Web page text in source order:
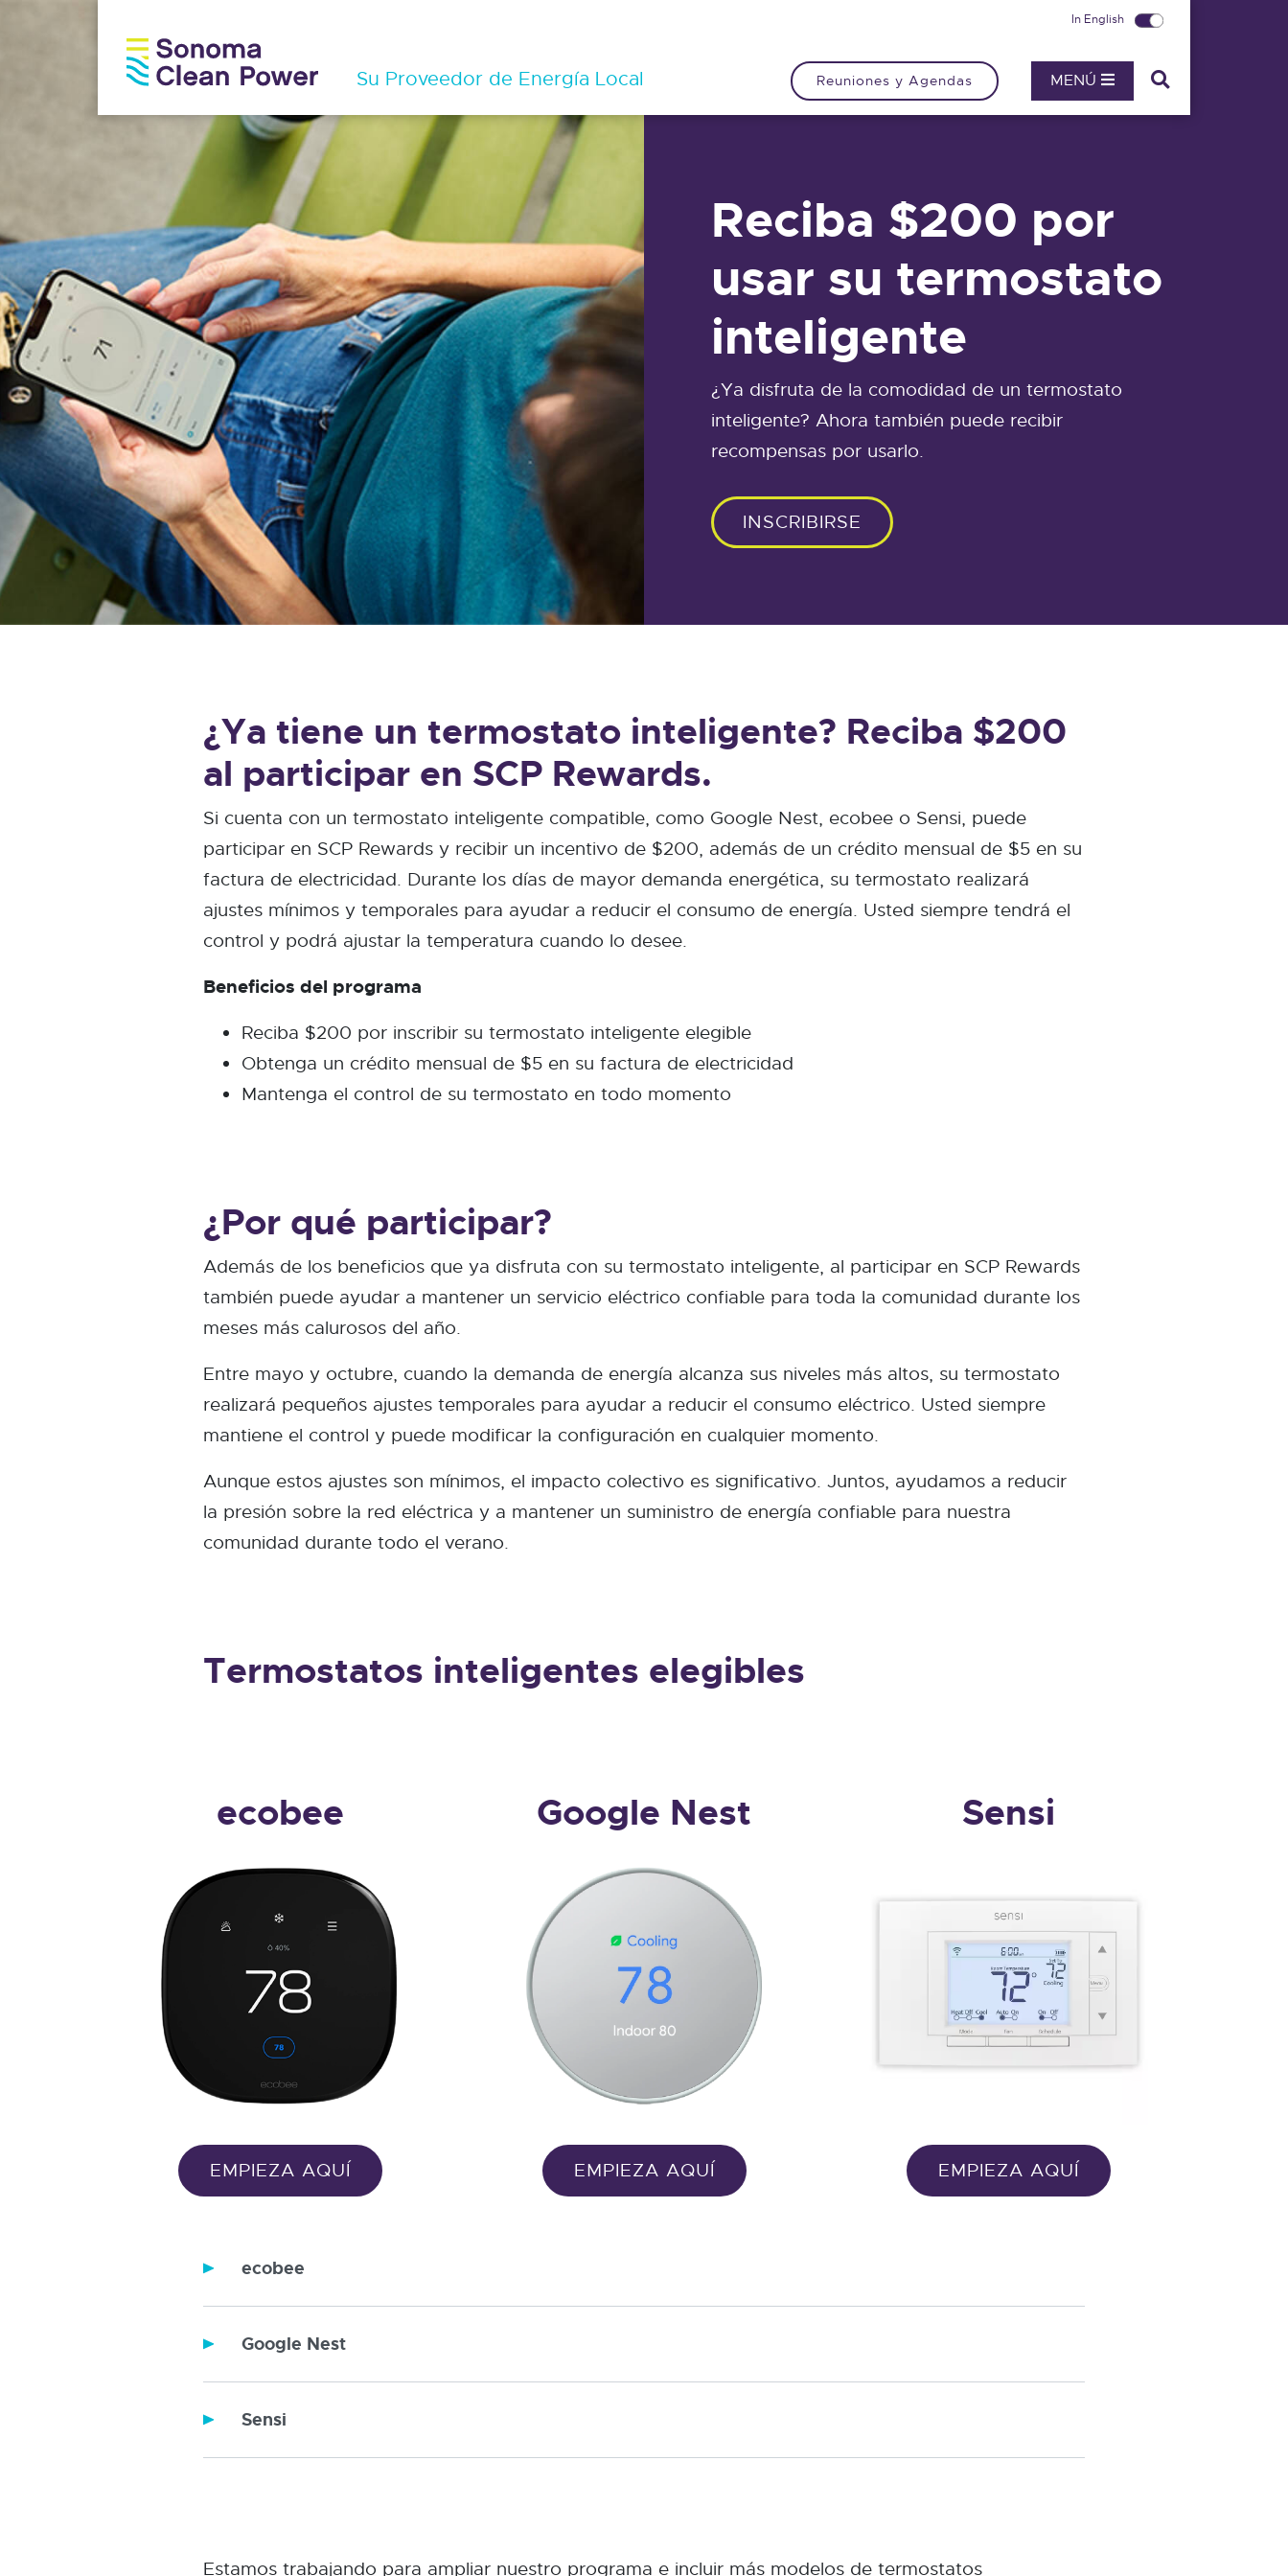
Su Proveedor de Energía Local MENÚ
Reuniones y Agendas
In English
Reciba $200 por
usar su termostato
inteligente
¿Ya disfruta de la comodidad de un termostato
inteligente? Ahora también puede recibir
recompensas por usarlo.
INSCRIBIRSE
¿Ya tiene un termostato inteligente? Reciba $200
al participar en SCP Rewards.
Si cuenta con un termostato inteligente compatible, como Google Nest, ecobee o Sensi, puede
participar en SCP Rewards y recibir un incentivo de $200, además de un crédito mensual de $5 en su
factura de electricidad. Durante los días de mayor demanda energética, su termostato realizará
ajustes mínimos y temporales para ayudar a reducir el consumo de energía. Usted siempre tendrá el
control y podrá ajustar la temperatura cuando lo desee.
Beneficios del programa
Reciba $200 por inscribir su termostato inteligente elegible
Obtenga un crédito mensual de $5 en su factura de electricidad
Mantenga el control de su termostato en todo momento
¿Por qué participar?
Además de los beneficios que ya disfruta con su termostato inteligente, al participar en SCP Rewards
también puede ayudar a mantener un servicio eléctrico confiable para toda la comunidad durante los
meses más calurosos del año.
Entre mayo y octubre, cuando la demanda de energía alcanza sus niveles más altos, su termostato
realizará pequeños ajustes temporales para ayudar a reducir el consumo eléctrico. Usted siempre
mantiene el control y puede modificar la configuración en cualquier momento.
Aunque estos ajustes son mínimos, el impacto colectivo es significativo. Juntos, ayudamos a reducir
la presión sobre la red eléctrica y a mantener un suministro de energía confiable para nuestra
comunidad durante todo el verano.
Termostatos inteligentes elegibles
ecobee
EMPIEZA AQUÍ
Google Nest
EMPIEZA AQUÍ
Sensi
EMPIEZA AQUÍ
ecobee
Google Nest
Sensi
Estamos trabajando para ampliar nuestro programa e incluir más modelos de termostatos